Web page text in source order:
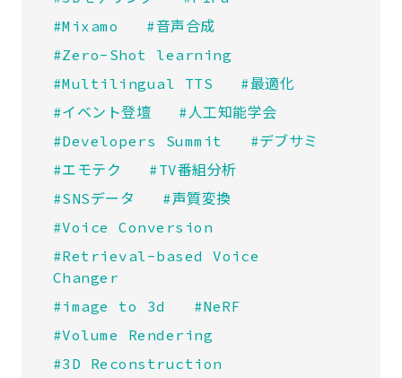
#Mixamo
#音声合成
#Zero-Shot learning
#Multilingual TTS
#最適化
#イベント登壇
#人工知能学会
#Developers Summit
#デブサミ
#エモテク
#TV番組分析
#SNSデータ
#声質変換
#Voice Conversion
#Retrieval-based Voice
Changer
#image to 3d
#NeRF
#Volume Rendering
#3D Reconstruction